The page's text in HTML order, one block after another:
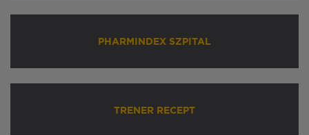
PHARMINDEX SZPITAL
TRENER RECEPT